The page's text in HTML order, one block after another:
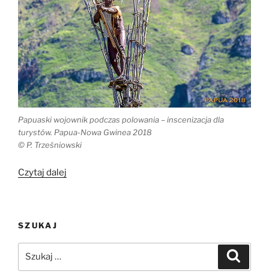
Papuaski wojownik podczas polowania – inscenizacja dla
turystów. Papua-Nowa Gwinea 2018
© P. Trześniowski
Czytaj dalej
SZUKAJ